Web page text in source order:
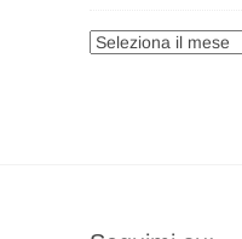
Archivi